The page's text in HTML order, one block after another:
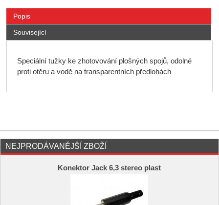
Popis
Související
Speciální tužky ke zhotovování plošných spojů, odolné
proti otěru a vodě na transparentních předlohách
NEJPRODÁVANĚJŠÍ ZBOŽÍ
Konektor Jack 6,3 stereo plast